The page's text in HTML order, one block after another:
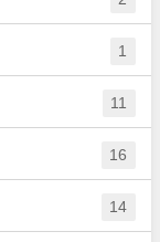
1
11
16
14